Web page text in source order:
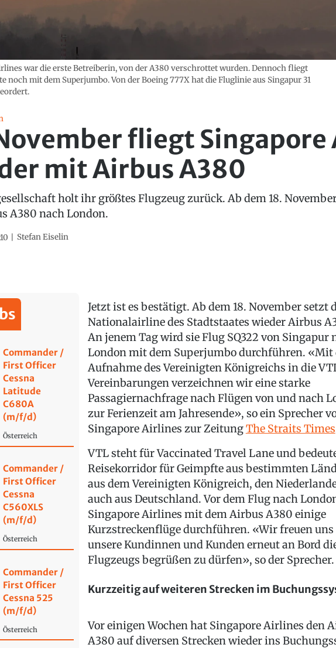
war die erste Betreiberin, von der A380 verschrottet wurden. Dennoch fliegt
noch mit dem Superjumbo. Von der Boeing 777X hat die Fluglinie aus Singapur 31
fliegt Singapore
mit Airbus A380
holt ihr größtes Flugzeug zurück. Ab dem 18.
A380 nach London.
Stefan Eiselin
Commander /
First Officer
Cessna
Latitude
C680A
(m/f/d)
Österreich
Commander /
First Officer
Cessna
C560XLS
(m/f/d)
Österreich
Commander /
First Officer
Cessna 525
(m/f/d)
Österreich
Jetzt ist es bestätigt. Ab dem 18. November setzt
Nationalairline des Stadtstaates wieder Airbus
An jenem Tag wird sie Flug SQ322 von Singapur
London mit dem Superjumbo durchführen. «Mit
Aufnahme des Vereinigten Königreichs in die
Vereinbarungen verzeichnen wir eine starke
Passagiernachfrage nach Flügen von und nach
zur Ferienzeit am Jahresende», so ein Sprecher
Singapore Airlines zur ZeitungThe Straits Times
VTL steht für Vaccinated Travel Lane und
Reisekorridor für Geimpfte aus bestimmten
aus dem Vereinigten Königreich, den
auch aus Deutschland. Vor dem Flug nach
Singapore Airlines mit dem Airbus A380 einige
Kurzstreckenflüge durchführen. «Wir freuen uns
unsere Kundinnen und Kunden erneut an Bord
Flugzeugs begrüßen zu dürfen», so der Sprecher.
Kurzzeitig auf weiteren Strecken im
Vor einigen Wochen hat Singapore Airlines den
A380 auf diversen Strecken wieder ins